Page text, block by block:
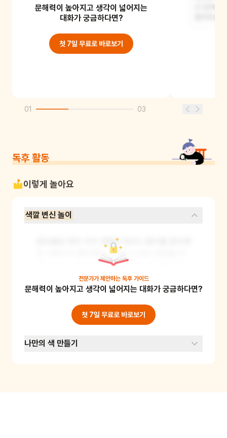
아이의 모습은 계속 변할 것 같아요.
무지개처럼 여러 가지 색으로 변할 수도
문해력이 높아지고 생각이 넓어지는
대화가 궁금하다면?
첫 7일 무료로 바로보기
좋아하는
01 03
독후 활동
이렇게 놀아요
색깔 변신 놀이
준비물로 여러 가지 색깔의 천이나 종이를 준비해
요. 어린이가 좋아하는 것이나 느끼는 감정을 이
야기하면, 그에 맞는 색깔의 천이나 종이를 몸에
둘러요. 예를 들어 "나는 지금 행복해!"라고 하면
노란색 천을 둘러주는 식이에요. 이렇게 여러 가
지 감정이나 경험을 색으로 표현해보며 자신의 감
정을 인식하고 표현하는 능력을 기를 수 있어요.
전문가가 제안하는 독후 가이드
문해력이 높아지고 생각이 넓어지는 대화가 궁금하다면?
첫 7일 무료로 바로보기
나만의 색 만들기